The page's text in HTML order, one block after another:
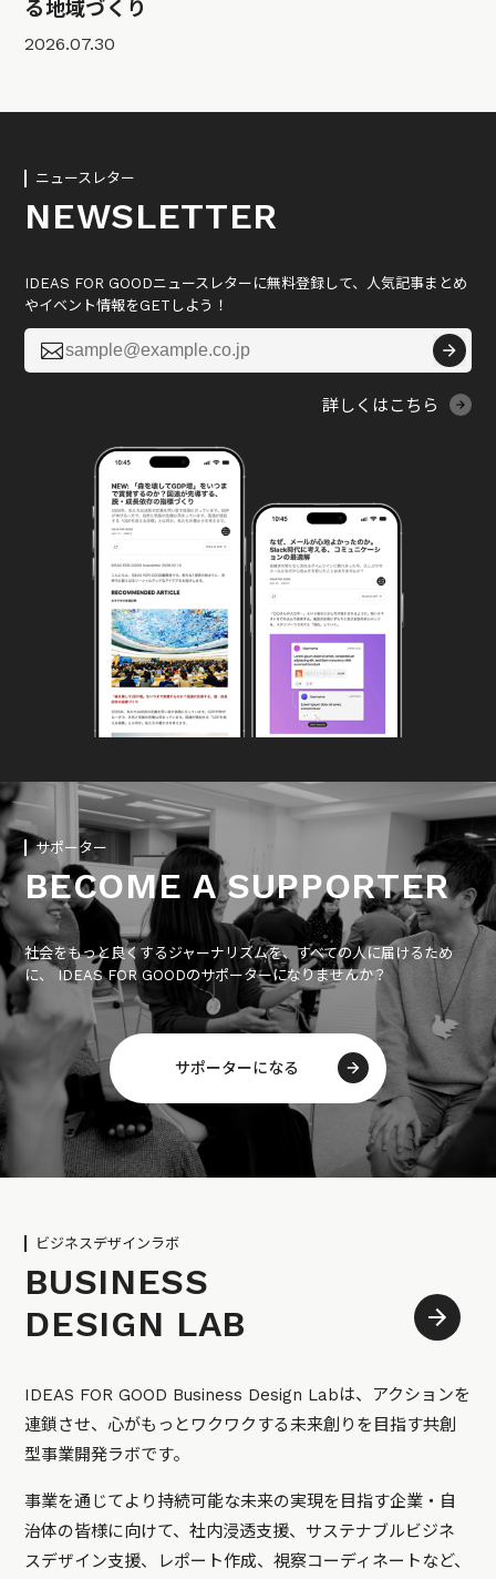
る地域づくり
2026.07.30
ニュースレター
NEWSLETTER
IDEAS FOR GOODニュースレターに無料登録して、人気記事まとめ
やイベント情報をGETしよう！

詳しくはこちら
サポーター
BECOME A SUPPORTER
社会をもっと良くするジャーナリズムを、すべての人に届けるため
に、 IDEAS FOR GOODのサポーターになりませんか？
サポーターになる
ビジネスデザインラボ
BUSINESS
DESIGN LAB
IDEAS FOR GOOD Business Design Labは、アクションを
連鎖させ、心がもっとワクワクする未来創りを目指す共創
型事業開発ラボです。
事業を通じてより持続可能な未来の実現を目指す企業・自
治体の皆様に向けて、社内浸透支援、サステナブルビジネ
スデザイン支援、レポート作成、視察コーディネートなど、